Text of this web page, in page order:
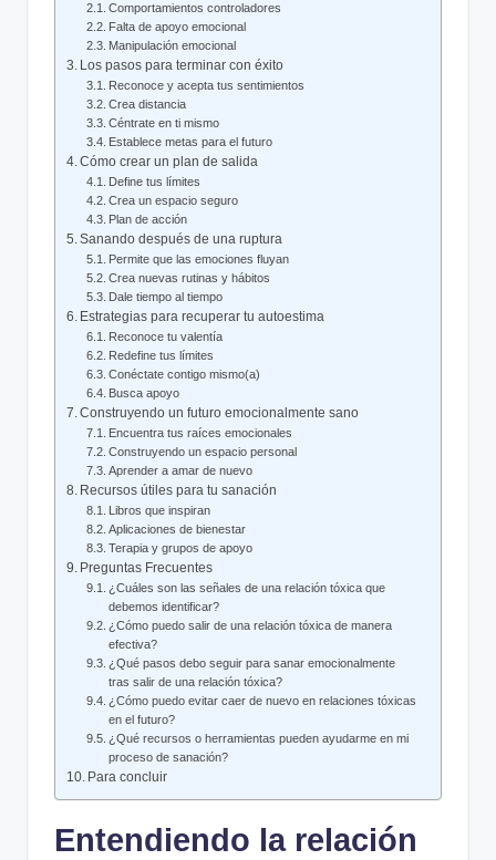
Comportamientos controladores
Falta de apoyo emocional
Manipulación emocional
Los pasos para terminar con éxito
Reconoce y acepta tus sentimientos
Crea distancia
Céntrate en ti mismo
Establece metas para el futuro
Cómo crear un plan de salida
Define tus límites
Crea un espacio seguro
Plan de acción
Sanando después de una ruptura
Permite que las emociones fluyan
Crea nuevas rutinas y hábitos
Dale tiempo al tiempo
Estrategias para recuperar tu autoestima
Reconoce tu valentía
Redefine tus límites
Conéctate contigo mismo(a)
Busca apoyo
Construyendo un futuro emocionalmente sano
Encuentra tus raíces emocionales
Construyendo un espacio personal
Aprender a amar de nuevo
Recursos útiles para tu sanación
Libros que inspiran
Aplicaciones de bienestar
Terapia y grupos de apoyo
Preguntas Frecuentes
¿Cuáles son las señales de una relación tóxica que
debemos identificar?
¿Cómo puedo salir de una relación tóxica de manera
efectiva?
¿Qué pasos debo seguir para sanar emocionalmente
tras salir de una relación tóxica?
¿Cómo puedo evitar caer de nuevo en relaciones tóxicas
en el futuro?
¿Qué recursos o herramientas pueden ayudarme en mi
proceso de sanación?
Para concluir
Entendiendo la relación